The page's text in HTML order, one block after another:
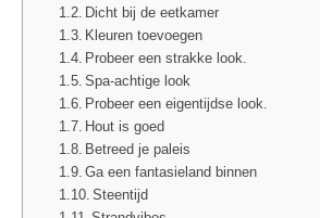
Dicht bij de eetkamer
Kleuren toevoegen
Probeer een strakke look.
Spa-achtige look
Probeer een eigentijdse look.
Hout is goed
Betreed je paleis
Ga een fantasieland binnen
Steentijd